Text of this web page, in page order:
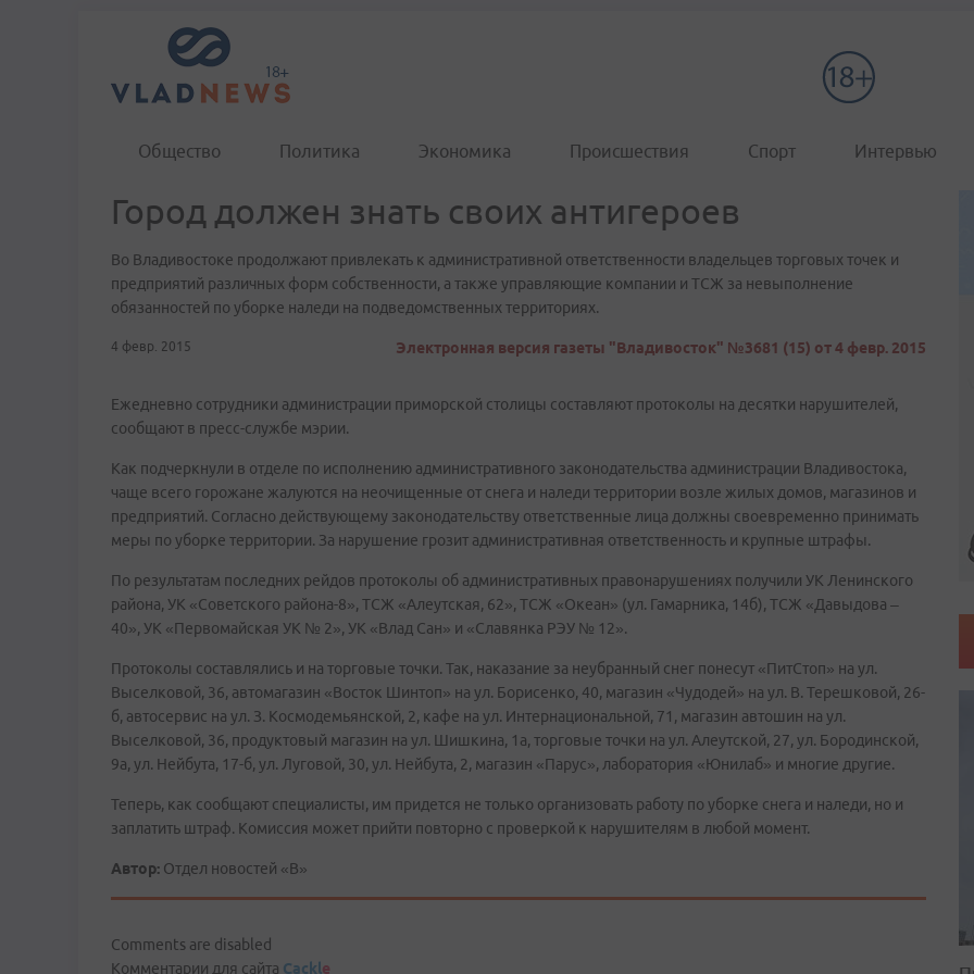
Общество Политика Экономика Происшествия Спорт Интервью
Город должен знать своих антигероев
Во Владивостоке продолжают привлекать к административной ответственности владельцев торговых точек и
предприятий различных форм собственности, а также управляющие компании и ТСЖ за невыполнение
обязанностей по уборке наледи на подведомственных территориях.
4 февр. 2015 Электронная версия газеты "Владивосток" №3681 (15) от 4 февр. 2015
Ежедневно сотрудники администрации приморской столицы составляют протоколы на десятки нарушителей,
сообщают в пресс-службе мэрии.
Как подчеркнули в отделе по исполнению административного законодательства администрации Владивостока,
чаще всего горожане жалуются на неочищенные от снега и наледи территории возле жилых домов, магазинов и
предприятий. Согласно действующему законодательству ответственные лица должны своевременно принимать
меры по уборке территории. За нарушение грозит административная ответственность и крупные штрафы.
По результатам последних рейдов протоколы об административных правонарушениях получили УК Ленинского
района, УК «Советского района-8», ТСЖ «Алеутская, 62», ТСЖ «Океан» (ул. Гамарника, 14б), ТСЖ «Давыдова –
40», УК «Первомайская УК № 2», УК «Влад Сан» и «Славянка РЭУ № 12».
Протоколы составлялись и на торговые точки. Так, наказание за неубранный снег понесут «ПитСтоп» на ул.
Выселковой, 36, автомагазин «Восток Шинтоп» на ул. Борисенко, 40, магазин «Чудодей» на ул. В. Терешковой, 26-
б, автосервис на ул. З. Космодемьянской, 2, кафе на ул. Интернациональной, 71, магазин автошин на ул.
Выселковой, 36, продуктовый магазин на ул. Шишкина, 1а, торговые точки на ул. Алеутской, 27, ул. Бородинской,
9а, ул. Нейбута, 17-б, ул. Луговой, 30, ул. Нейбута, 2, магазин «Парус», лаборатория «Юнилаб» и многие другие.
Теперь, как сообщают специалисты, им придется не только организовать работу по уборке снега и наледи, но и
заплатить штраф. Комиссия может прийти повторно с проверкой к нарушителям в любой момент.
Автор: Отдел новостей «В»
Comments are disabled
Комментарии для сайта Cackle